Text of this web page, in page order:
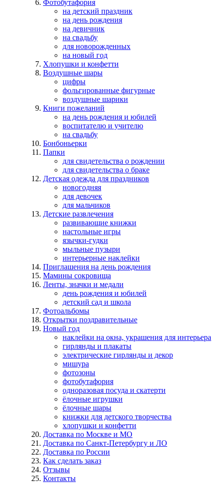
Фотобутафория
на детский праздник
на день рождения
на девичник
на свадьбу
для новорожденных
на новый год
Хлопушки и конфетти
Воздушные шары
цифры
фольгированные фигурные
воздушные шарики
Книги пожеланий
на день рождения и юбилей
воспитателю и учителю
на свадьбу
Бонбоньерки
Папки
для свидетельства о рождении
для свидетельства о браке
Детская одежда для праздников
новогодняя
для девочек
для мальчиков
Детские развлечения
развивающие книжки
настольные игры
язычки-гудки
мыльные пузыри
интерьерные наклейки
Приглашения на день рождения
Мамины сокровища
Ленты, значки и медали
день рождения и юбилей
детский сад и школа
Фотоальбомы
Открытки поздравительные
Новый год
наклейки на окна, украшения для интерьера
гирлянды и плакаты
электрические гирлянды и декор
мишура
фотозоны
фотобутафория
одноразовая посуда и скатерти
ёлочные игрушки
ёлочные шары
книжки для детского творчества
хлопушки и конфетти
Доставка по Москве и МО
Доставка по Санкт-Петербургу и ЛО
Доставка по России
Как сделать заказ
Отзывы
Контакты